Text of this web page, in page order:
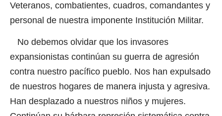
Veteranos, combatientes, cuadros, comandantes y
personal de nuestra imponente Institución Militar.
No debemos olvidar que los invasores
expansionistas continúan su guerra de agresión
contra nuestro pacífico pueblo. Nos han expulsado
de nuestros hogares de manera injusta y agresiva.
Han desplazado a nuestros niños y mujeres.